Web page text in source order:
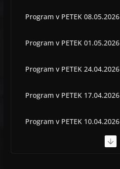
Program v PETEK 08.05.2026
Program v PETEK 01.05.2026
Program v PETEK 24.04.2026
Program v PETEK 17.04.2026
Program v PETEK 10.04.2026
Program v PETEK 03.04.2026